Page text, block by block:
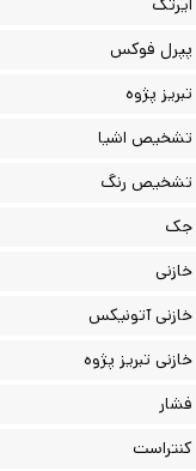
پپرل فوکس
پژوه
تشخیص اشیا
تشخیص رنگ
جک
آتونیکس
تبریز پژوه